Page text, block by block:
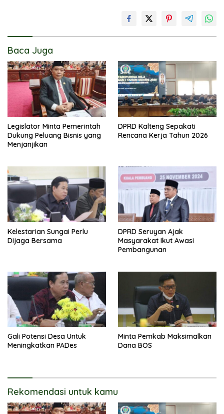
Baca Juga
Legislator Minta Pemerintah
Dukung Peluang Bisnis yang
Menjanjikan
DPRD Kalteng Sepakati
Rencana Kerja Tahun 2026
Kelestarian Sungai Perlu
Dijaga Bersama
DPRD Seruyan Ajak
Masyarakat Ikut Awasi
Pembangunan
Gali Potensi Desa Untuk
Meningkatkan PADes
Minta Pemkab Maksimalkan
Dana BOS
Rekomendasi untuk kamu